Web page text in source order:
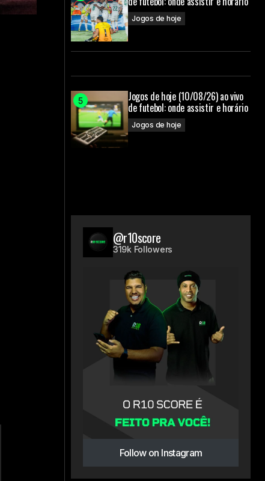
Jogos de hoje
Jogos de hoje (10/08/26) ao vivo
de futebol: onde assistir e horário
Jogos de hoje
@r10score
319k Followers
Follow on Instagram